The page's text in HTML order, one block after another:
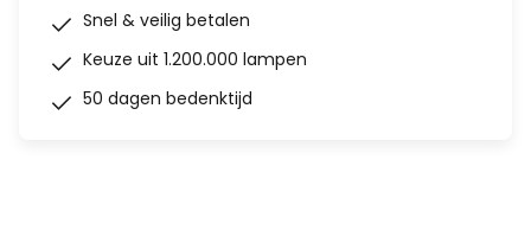
Snel & veilig betalen
Keuze uit 1.200.000 lampen
50 dagen bedenktijd